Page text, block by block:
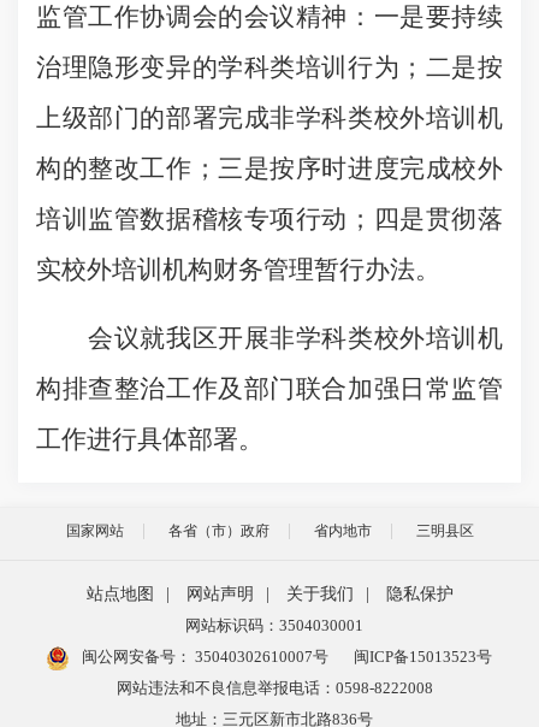
监管工作协调会的会议精神：一是要持续
治理隐形变异的学科类培训行为；二是按
上级部门的部署完成非学科类校外培训机
构的整改工作；三是按序时进度完成校外
培训监管数据稽核专项行动；四是贯彻落
实校外培训机构财务管理暂行办法。
会议就我区开展非学科类校外培训机
构排查整治工作及部门联合加强日常监管
工作进行具体部署。
国家网站 各省（市）政府 省内地市 三明县区
站点地图 | 网站声明 | 关于我们 |
隐私保护
网站标识码：3504030001
闽公网安备号： 35040302610007号
闽ICP备15013523号
网站违法和不良信息举报电话：0598-8222008
地址：三元区新市北路836号